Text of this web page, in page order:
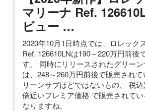
マリーナ Ref.
ビュー …
2020年10月1日時点では、ロレック
Ref. 126610LNは190～220万円前後
す。 同時にリリースされたグリーン
は、248～260万円前後で販売され
リーンサブほどではないもの、 税
倍近いプレミア価格 で販売されて
なりますね。